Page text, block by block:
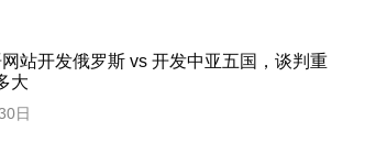
站开发俄罗斯 vs 开发中亚五国，谈判重
大
日